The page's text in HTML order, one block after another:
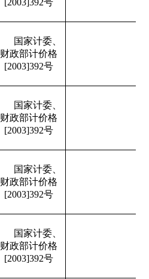
[2003]392号
国家计委、
财政部计价格
[2003]392号
国家计委、
财政部计价格
[2003]392号
国家计委、
财政部计价格
[2003]392号
国家计委、
财政部计价格
[2003]392号